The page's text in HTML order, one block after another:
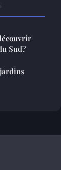
Sud?